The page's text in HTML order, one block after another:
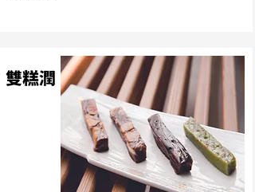
​雙糕潤